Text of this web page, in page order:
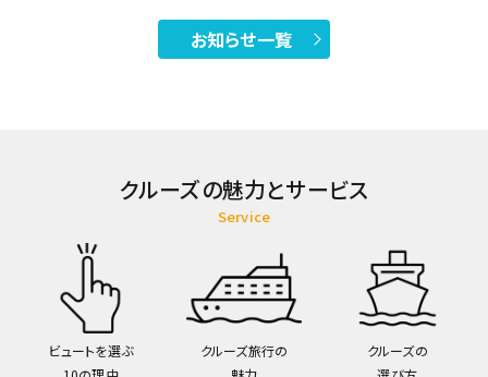
お知らせ一覧
クルーズの魅力とサービス
Service
ビュートを選ぶ
クルーズ旅行の
クルーズの